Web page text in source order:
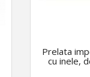
Prelata
cu inele,